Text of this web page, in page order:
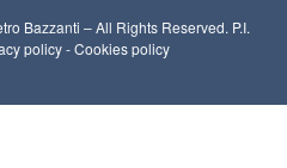
Bazzanti – All Rights Reserved. P.I.
policy-Cookies policy